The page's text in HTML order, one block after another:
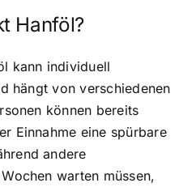
Hanföl?
kann individuell
hängt von verschiedenen
können bereits
Einnahme eine spürbare
andere
warten müssen,